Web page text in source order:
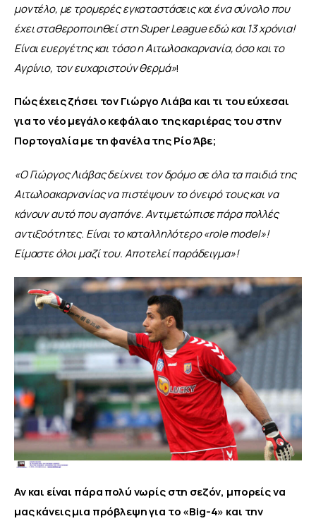
μοντέλο, με τρομερές εγκαταστάσεις και ένα σύνολο που
έχει σταθεροποιηθεί στη Super League εδώ και 13 χρόνια!
Είναι ευεργέτης και τόσο η Αιτωλοακαρνανία, όσο και το
Αγρίνιο, τον ευχαριστούν θερμά»!
Πώς έχεις ζήσει τον Γιώργο Λιάβα και τι του εύχεσαι
για το νέο μεγάλο κεφάλαιο της καριέρας του στην
Πορτογαλία με τη φανέλα της Ρίο Άβε;
«Ο Γιώργος Λιάβας δείχνει τον δρόμο σε όλα τα παιδιά της
Αιτωλοακαρνανίας να πιστέψουν το όνειρό τους και να
κάνουν αυτό που αγαπάνε. Αντιμετώπισε πάρα πολλές
αντιξοότητες. Είναι το καταλληλότερο «role model»!
Είμαστε όλοι μαζί του. Αποτελεί παράδειγμα»!
Αν και είναι πάρα πολύ νωρίς στη σεζόν, μπορείς να
μας κάνεις μια πρόβλεψη για το «Big-4» και την